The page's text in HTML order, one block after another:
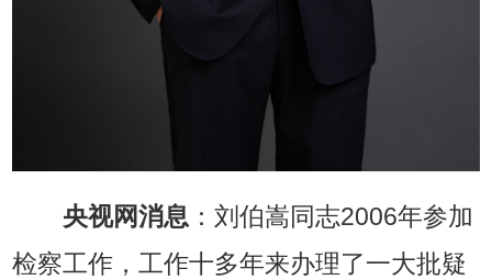
央视网消息 ：刘伯嵩同志2006年参加
检察工作，工作十多年来办理了一大批疑